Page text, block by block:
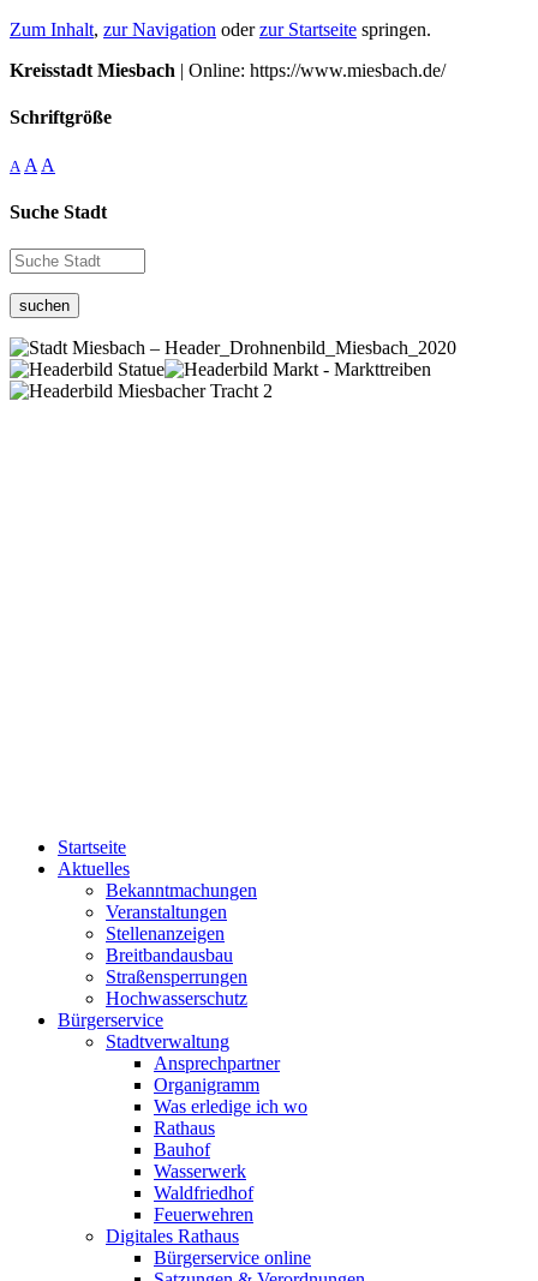
Zum Inhalt, zur Navigation oderzur Startseite springen.
Kreisstadt Miesbach | Online: https://www.miesbach.de/
Schriftgröße
A A A
Suche Stadt
suchen
Startseite
Aktuelles
Bekanntmachungen
Veranstaltungen
Stellenanzeigen
Breitbandausbau
Straßensperrungen
Hochwasserschutz
Bürgerservice
Stadtverwaltung
Ansprechpartner
Organigramm
Was erledige ich wo
Rathaus
Bauhof
Wasserwerk
Waldfriedhof
Feuerwehren
Digitales Rathaus
Bürgerservice online